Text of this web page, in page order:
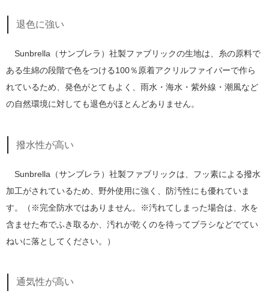
退色に強い
Sunbrella（サンブレラ）社製ファブリックの生地は、糸の原料で
ある生綿の段階で色をつける100％原着アクリルファイバーで作ら
れているため、発色がとてもよく、雨水・海水・紫外線・潮風など
の自然環境に対しても退色がほとんどありません。
撥水性が高い
Sunbrella（サンブレラ）社製ファブリックは、フッ素による撥水
加工がされているため、野外使用に強く、防汚性にも優れていま
す。（※完全防水ではありません。※汚れてしまった場合は、水を
含ませた布でふき取るか、汚れが乾くのを待ってブラシなどでてい
ねいに落としてください。）
通気性が高い